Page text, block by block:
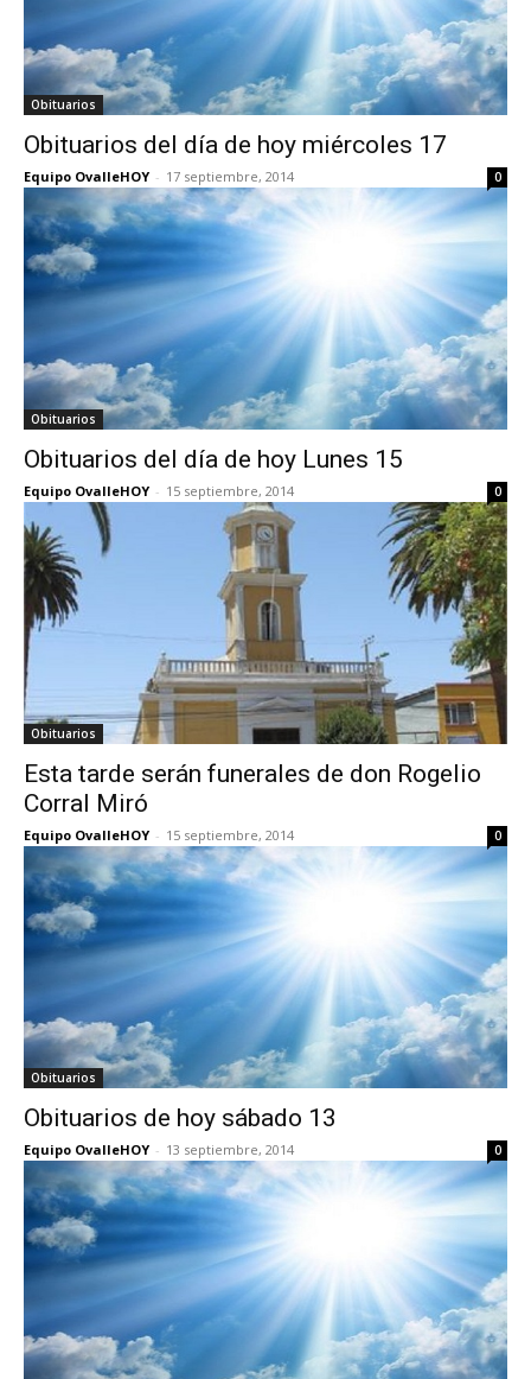
Obituarios
Obituarios del día de hoy miércoles 17
Equipo OvalleHOY - 17 septiembre, 2014 0
Obituarios
Obituarios del día de hoy Lunes 15
Equipo OvalleHOY - 15 septiembre, 2014 0
Obituarios
Esta tarde serán funerales de don Rogelio
Corral Miró
Equipo OvalleHOY - 15 septiembre, 2014 0
Obituarios
Obituarios de hoy sábado 13
Equipo OvalleHOY - 13 septiembre, 2014 0